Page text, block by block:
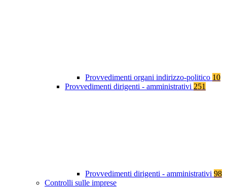
Provvedimenti organi indirizzo-politico 10
Provvedimenti dirigenti - amministrativi 251
Provvedimenti dirigenti - amministrativi 98
Controlli sulle imprese